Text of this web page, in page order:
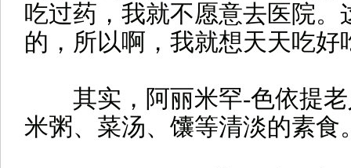
吃过药，我就不愿意去医院。
的，所以啊，我就想天天吃
其实，阿丽米罕-色依提老
米粥、菜汤、馕等清淡的素食